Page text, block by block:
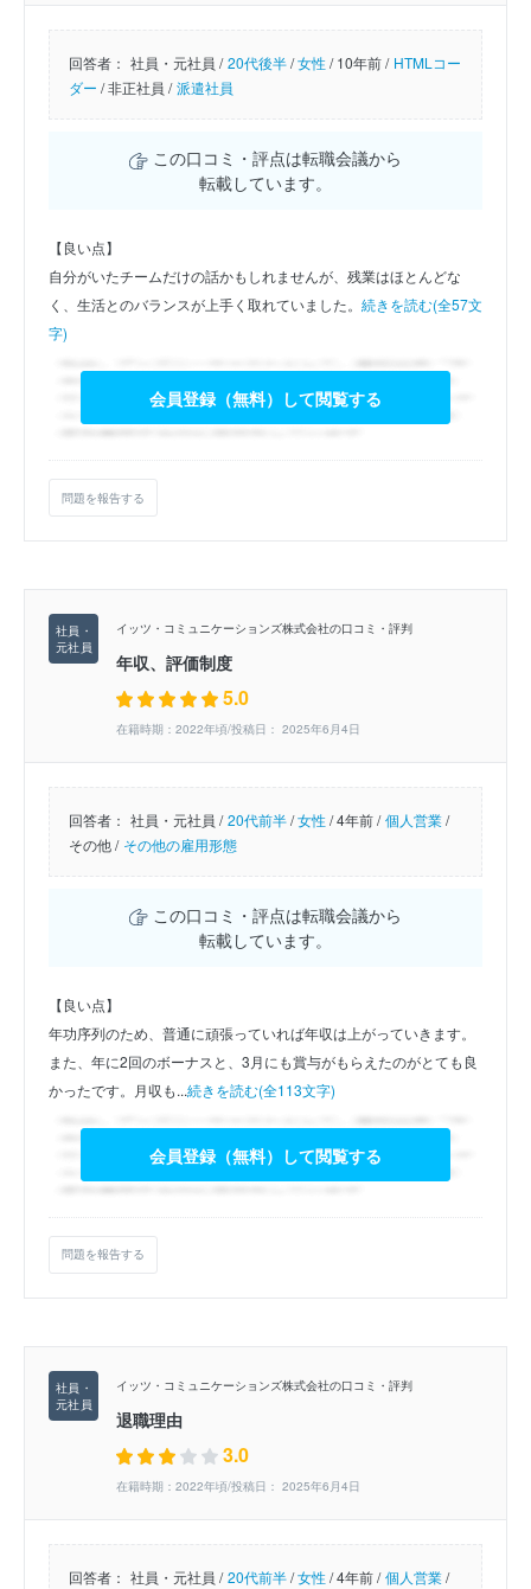
回答者： 社員・元社員 / 20代後半/女性/10年前 / HTMLコー
ダー /非正社員 / 派遣社員
この口コミ・評点は転職会議から
転載しています。
【良い点】
自分がいたチームだけの話かもしれませんが、残業はほとんどな
く、生活とのバランスが上手く取れていました。 続きを読む(全57文
字)
会員登録（無料）して閲覧する
問題を報告する
イッツ・コミュニケーションズ株式会社の口コミ・評判
年収、評価制度
5.0
在籍時期：2022年頃/投稿日： 2025年6月4日
回答者： 社員・元社員 / 20代前半/女性/4年前 / 個人営業/
その他 / その他の雇用形態
この口コミ・評点は転職会議から
転載しています。
【良い点】
年功序列のため、普通に頑張っていれば年収は上がっていきます。
また、年に2回のボーナスと、3月にも賞与がもらえたのがとても良
かったです。月収も...続きを読む(全113文字)
会員登録（無料）して閲覧する
問題を報告する
イッツ・コミュニケーションズ株式会社の口コミ・評判
退職理由
3.0
在籍時期：2022年頃/投稿日： 2025年6月4日
回答者： 社員・元社員 / 20代前半/女性/4年前 / 個人営業/